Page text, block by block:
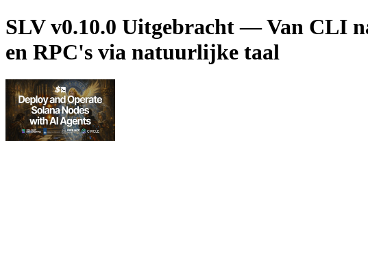
SLV v0.10.0 Uitgebracht — Van CLI
en RPC's via natuurlijke taal